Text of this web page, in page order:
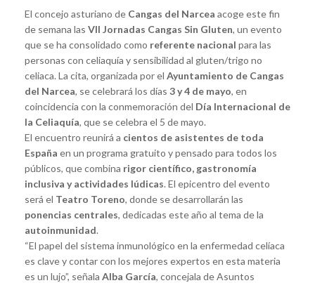
El concejo asturiano de Cangas del Narcea acoge este fin
de semana las VII Jornadas Cangas Sin Gluten, un evento
que se ha consolidado como referente nacional para las
personas con celiaquía y sensibilidad al gluten/trigo no
celiaca. La cita, organizada por el Ayuntamiento de Cangas
del Narcea, se celebrará los días 3 y 4 de mayo, en
coincidencia con la conmemoración del Día Internacional de
la Celiaquía, que se celebra el 5 de mayo.
El encuentro reunirá a cientos de asistentes de toda
España en un programa gratuito y pensado para todos los
públicos, que combina rigor científico, gastronomía
inclusiva y actividades lúdicas. El epicentro del evento
será el Teatro Toreno, donde se desarrollarán las
ponencias centrales, dedicadas este año al tema de la
autoinmunidad.
“El papel del sistema inmunológico en la enfermedad celíaca
es clave y contar con los mejores expertos en esta materia
es un lujo”, señala Alba García, concejala de Asuntos